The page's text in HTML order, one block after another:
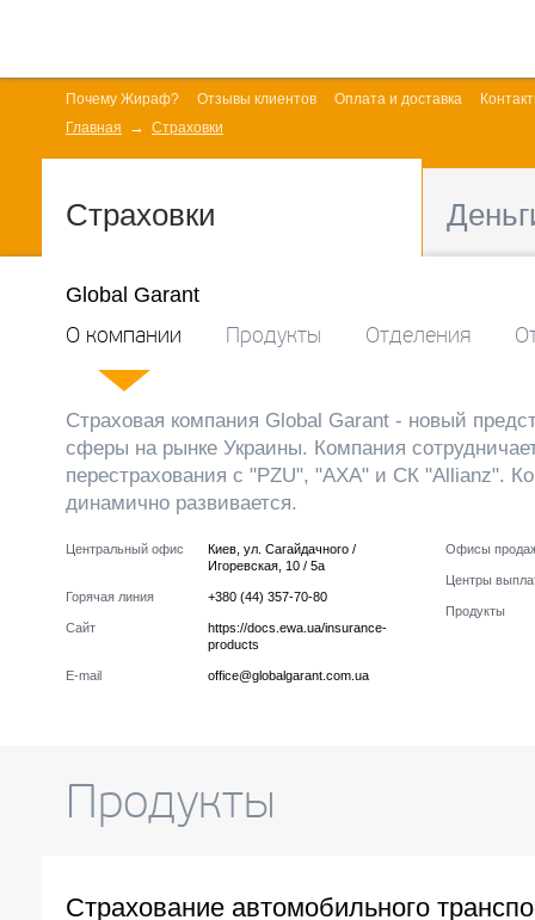
Почему Жираф? Отзывы клиентов Оплата и доставка
Главная
Страховки
Страховки
Global Garant
О компании
Продукты Отделения
Страховая компания Global Garant - новый
сферы на рынке Украины. Компания
перестрахования с "PZU", "АХА" и СК "Allianz".
динамично развивается.
Центральный офис Киев ул. Сагайдачного /
Игоревская, 10 / 5а
Горячая линия +380 (44) 357-70-80
Сайт
https://docs.ewa.ua/insurance-
products
E-mail office@globalgarant.com.ua
Офисы
Центры
Продукты
Продукты
Страхование автомобильного